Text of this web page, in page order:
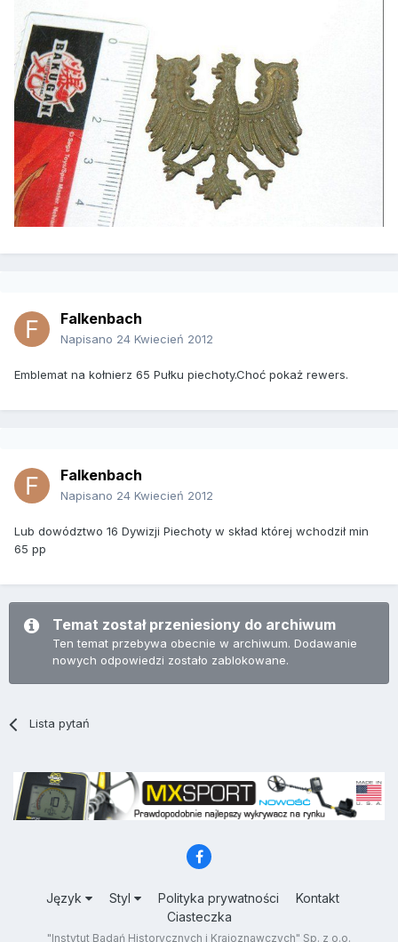
Falkenbach
Napisano 24 Kwiecień 2012
Emblemat na kołnierz 65 Pułku piechoty.Choć pokaż rewers.
Falkenbach
Napisano 24 Kwiecień 2012
Lub dowództwo 16 Dywizji Piechoty w skład której wchodził min
65 pp
Temat został przeniesiony do archiwum
Ten temat przebywa obecnie w archiwum. Dodawanie
nowych odpowiedzi zostało zablokowane.
Lista pytań
Język Styl Polityka prywatności
Kontakt
Ciasteczka
"Instytut Badań Historycznych i Krajoznawczych" Sp. z o.o.